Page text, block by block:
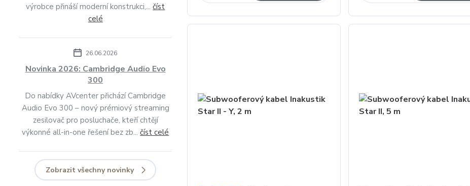
výrobce přináší moderní konstrukci,...číst
celé
26.06.2026
Novinka 2026: Cambridge Audio Evo
300
Do nabídky AVcenter přichází Cambridge
Audio Evo 300 – nový prémiový streaming
zesilovač pro posluchače, kteří chtějí
výkonné all-in-one řešení bez zb...číst celé
Zobrazit všechny novinky